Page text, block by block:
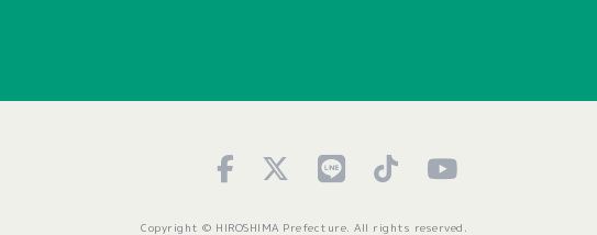
Copyright © HIROSHIMA Prefecture. All rights reserved.